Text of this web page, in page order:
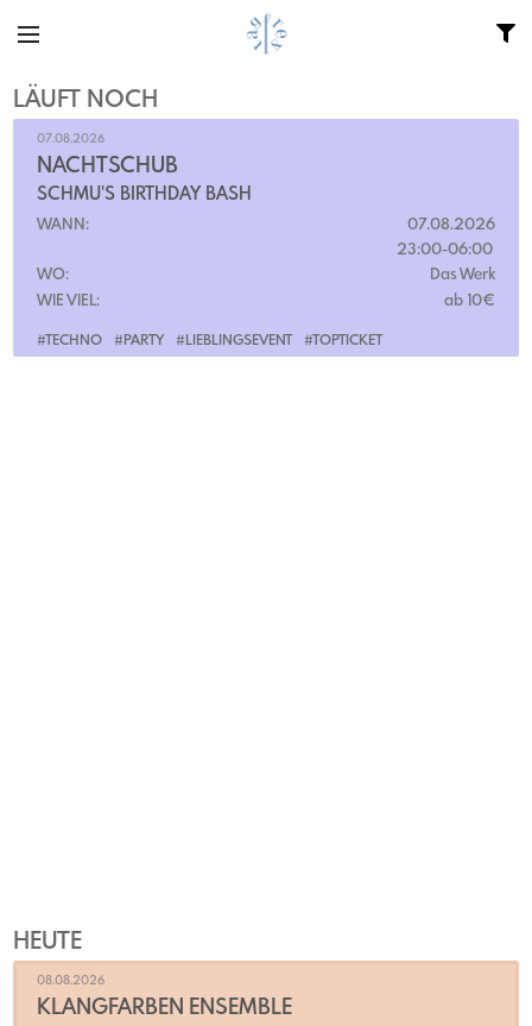
LÄUFT NOCH
#TECHNO #PARTY #LIEBLINGSEVENT #TOPTICKET
07.08.2026
NACHTSCHUB
SCHMU'S BIRTHDAY BASH
WANN:
07.08.2026
23:00-06:00
WO:
Das Werk
WIE VIEL:
ab 10€
HEUTE
08.08.2026
KLANGFARBEN ENSEMBLE